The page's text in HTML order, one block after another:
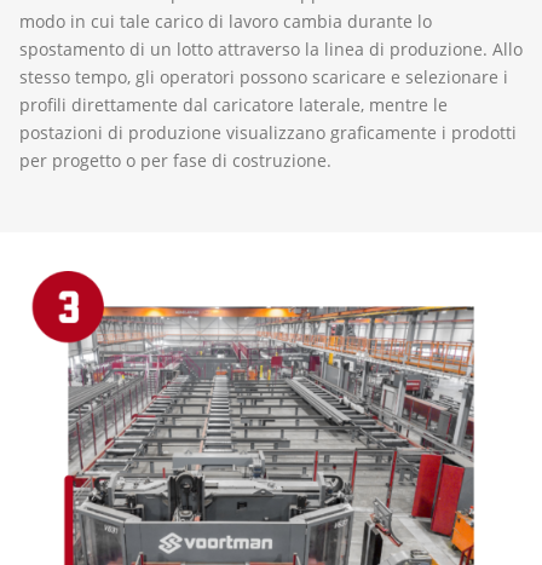
modo in cui tale carico di lavoro cambia durante lo
spostamento di un lotto attraverso la linea di produzione. Allo
stesso tempo, gli operatori possono scaricare e selezionare i
profili direttamente dal caricatore laterale, mentre le
postazioni di produzione visualizzano graficamente i prodotti
per progetto o per fase di costruzione.